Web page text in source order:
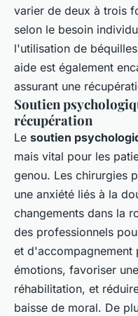
varier de deux à trois
selon le besoin
l'utilisation de
aide est également
assurant une
Soutien
récupération
Le soutien
mais vital pour les
genou. Les chirurgies
une anxiété liés à la
changements dans la
des professionnels
et d'accompagnement
émotions, favoriser
réhabilitation, et
baisse de moral. De